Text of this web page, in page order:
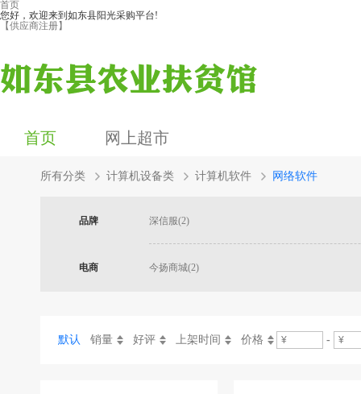
首页
您好，欢迎来到如东县阳光采购平台!
【供应商注册】
首页 网上超市
所有分类 计算机设备类 计算机软件 网络软件
品牌 深信服(2)
电商 今扬商城(2)
默认 销量 好评 上架时间 价格 -